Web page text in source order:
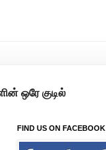
FIND US ON FACEBOOK